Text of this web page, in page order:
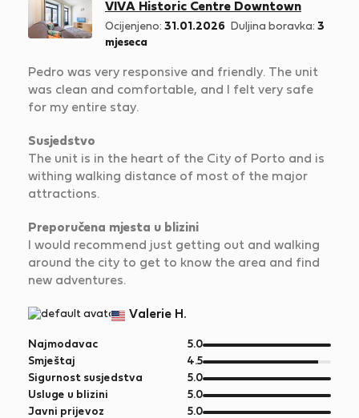
VIVA Historic Centre Downtown
Ocijenjeno: 31.01.2026 Duljina boravka: 3
mjeseca
Pedro was very responsive and friendly. The unit
was clean and comfortable, and I felt very safe
for my entire stay.
Susjedstvo
The unit is in the heart of the City of Porto and is
withing walking distance of most of the major
attractions.
Preporučena mjesta u blizini
I would recommend just getting out and walking
around the city to get to know the area and find
new adventures.
Valerie H.
Najmodavac 5.0od
5
Smještaj 4.5od
5
Sigurnost susjedstva 5.0od
5
Usluge u blizini 5.0od
5
Javni prijevoz 5.0od